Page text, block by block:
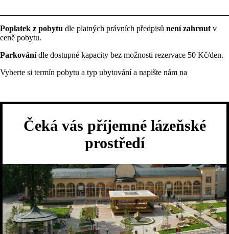
Poplatek z pobytu dle platných právních předpisů není zahrnut v
ceně pobytu.
Parkovánídle dostupné kapacity bez možnosti rezervace 50 Kč/den.
Vyberte si termín pobytu a typ ubytování a napište nám na
Čeká vás příjemné lázeňské
prostředí